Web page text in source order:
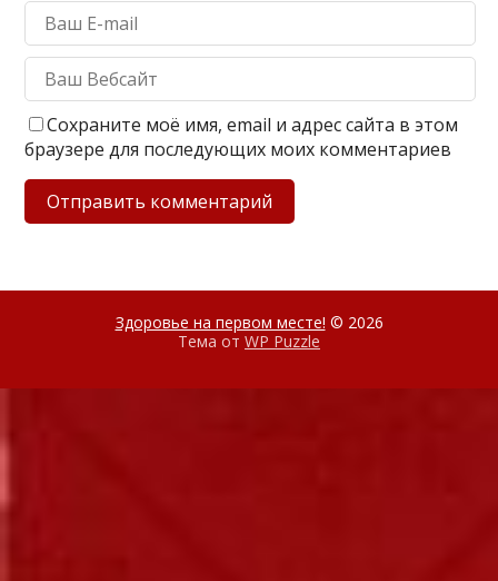
Сохраните моё имя, email и адрес сайта в этом
браузере для последующих моих комментариев
Здоровье на первом месте! © 2026
Тема от WP Puzzle